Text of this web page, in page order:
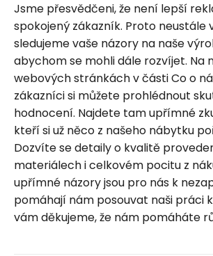
Jsme přesvědčeni, že není lepší
spokojený zákazník. Proto neustále
sledujeme vaše názory na naše
abychom se mohli dále rozvíjet. Na
webových stránkách v části Co o
zákazníci si můžete prohlédnout
hodnocení. Najdete tam upřímné
kteří si už něco z našeho nábytku
Dozvíte se detaily o kvalitě
materiálech i celkovém pocitu z
upřímné názory jsou pro nás k
pomáhají nám posouvat naši práci
vám děkujeme, že nám pomáháte